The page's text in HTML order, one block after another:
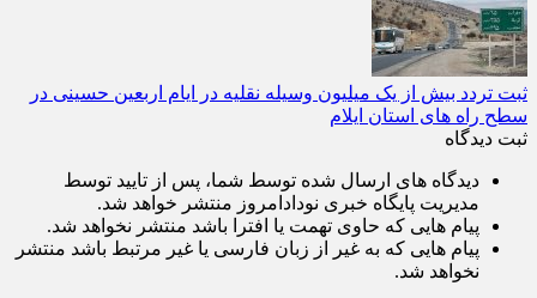
ثبت تردد بیش از یک میلیون وسیله نقلیه در ایام اربعین حسینی در
سطح راه‌ های استان ایلام
ثبت دیدگاه
دیدگاه های ارسال شده توسط شما، پس از تایید توسط
مدیریت پایگاه خبری نودادامروز منتشر خواهد شد.
پیام هایی که حاوی تهمت یا افترا باشد منتشر نخواهد شد.
پیام هایی که به غیر از زبان فارسی یا غیر مرتبط باشد منتشر
نخواهد شد.